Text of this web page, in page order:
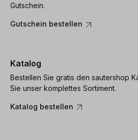
Gutschein.
Gutschein bestellen
Katalog
Bestellen Sie gratis den sautershop
Sie unser komplettes Sortiment.
Katalog bestellen